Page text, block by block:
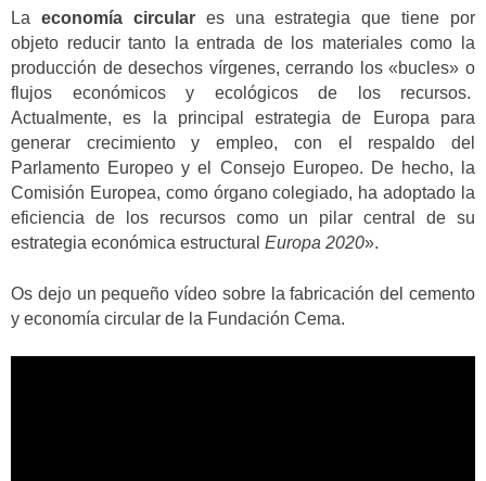
La economía circulares una estrategia que tiene por
objeto reducir tanto la entrada de los materiales como la
producción de desechos vírgenes, cerrando los «bucles» o
flujos económicos y ecológicos de los recursos.
Actualmente, es la principal estrategia de Europa para
generar crecimiento y empleo, con el respaldo del
Parlamento Europeo y el Consejo Europeo. De hecho, la
Comisión Europea, como órgano colegiado, ha adoptado la
eficiencia de los recursos como un pilar central de su
estrategia económica estructural Europa 2020».
Os dejo un pequeño vídeo sobre la fabricación del cemento
y economía circular de la Fundación Cema.